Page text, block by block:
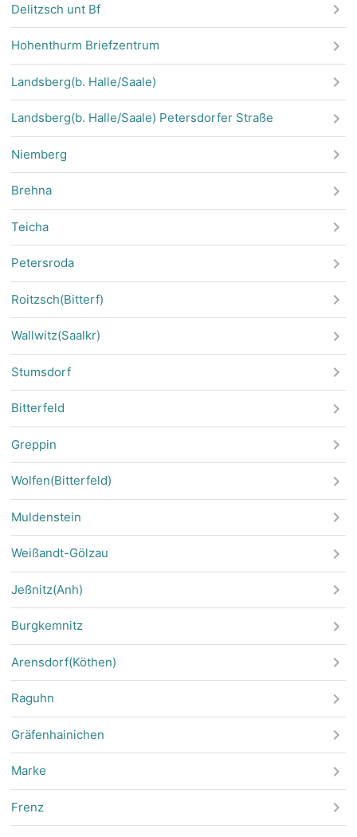
Delitzsch unt Bf
Hohenthurm Briefzentrum
Landsberg(b. Halle/Saale)
Landsberg(b. Halle/Saale) Petersdorfer Straße
Niemberg
Brehna
Teicha
Petersroda
Roitzsch(Bitterf)
Wallwitz(Saalkr)
Stumsdorf
Bitterfeld
Greppin
Wolfen(Bitterfeld)
Muldenstein
Weißandt-Gölzau
Jeßnitz(Anh)
Burgkemnitz
Arensdorf(Köthen)
Raguhn
Gräfenhainichen
Marke
Frenz